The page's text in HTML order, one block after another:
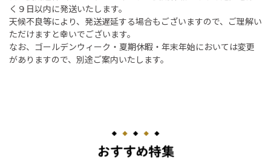
く９日以内に発送いたします。
天候不良等により、発送遅延する場合もございますので、ご理解い
ただけますと幸いでございます。
なお、ゴールデンウィーク・夏期休暇・年末年始においては変更
がありますので、別途ご案内いたします。